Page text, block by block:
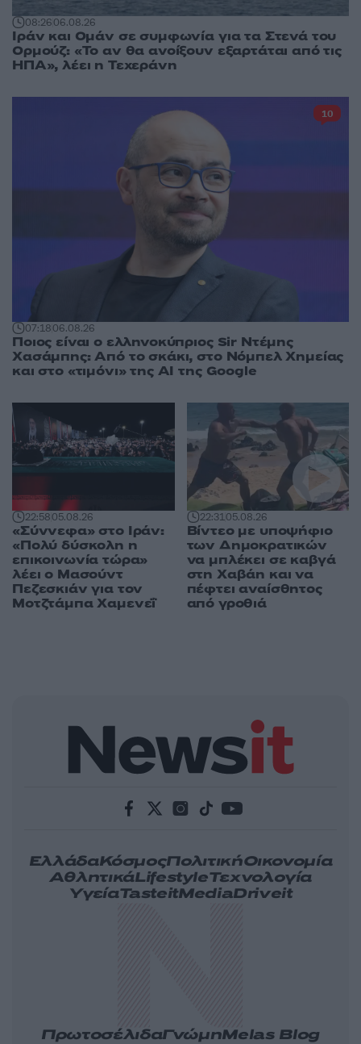
08:2606.08.26
Ιράν και Ομάν σε συμφωνία για τα Στενά του
Ορμούζ: «Το αν θα ανοίξουν εξαρτάται από τις
ΗΠΑ», λέει η Τεχεράνη
07:1806.08.26
Ποιος είναι ο ελληνοκύπριος Sir Ντέμης
Χασάμπης: Από το σκάκι, στο Νόμπελ Χημείας
και στο «τιμόνι» της AI της Google
10
22:5805.08.26
«Σύννεφα» στο Ιράν:
«Πολύ δύσκολη η
επικοινωνία τώρα»
λέει ο Μασούντ
Πεζεσκιάν για τον
Μοτζτάμπα Χαμενεΐ
22:3105.08.26
Βίντεο με υποψήφιο
των Δημοκρατικών
να μπλέκει σε καβγά
στη Χαβάη και να
πέφτει αναίσθητος
από γροθιά
ΕλλάδαΚόσμοςΠολιτικήΟικονομία
ΑθλητικάLifestyleΤεχνολογία
ΥγείαTasteitMediaDriveit
ΠρωτοσέλιδαΓνώμηMelas Blog